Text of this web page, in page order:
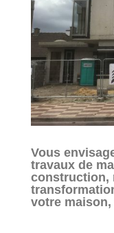
Vous
travaux de
construction,
votre